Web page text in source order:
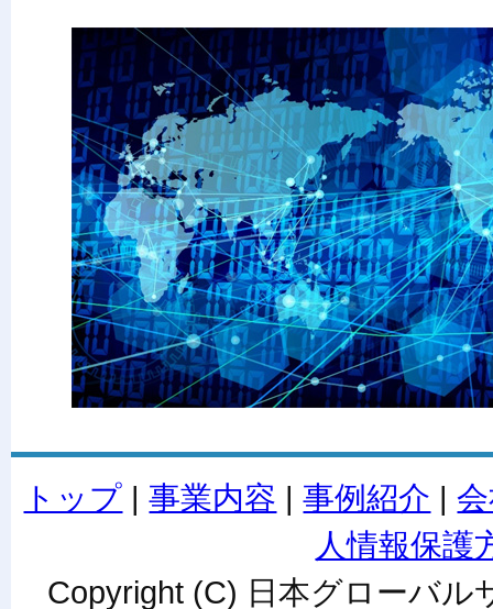
トップ |事業内容 |事例紹介 |
人情報保護
Copyright (C) 日本グローバル